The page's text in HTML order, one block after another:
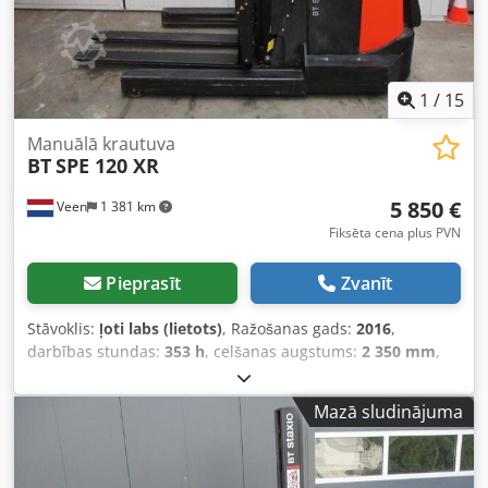
1 / 15
Veen 1 381 km
Manuālā krautuva
BTSPE 120 XR
5 850 €
Fiksēta cena plus PVN
Pieprasīt Zvanīt
Stāvoklis: ļoti labs (lietots), Ražošanas gads: 2016,
darbības stundas: 353 h, celšanas augstums: 2 350 mm,
, masta veids:
garums:1 200 mm, kopējais augstums:1 870 mm, krāsa:
, Pilna masa: 2060 kg Piekares kravnesība: 1200 kg
IZMANTOTS ĪSU LAIKU! JAUNAS AKUMULATORU ŠŪNAS 24
V, 5PzB, 430 Ah, ar centrālo uzpildes sistēmu, 220 V
Mazā sludinājuma